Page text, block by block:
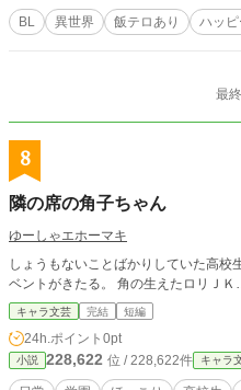
BL 異世界 飯テロあり ハッ
最
8
隣の席の角子ちゃん
ゆーしゃエホーマキ
しょうもないことばかりしていた高校
ベントがきたる。 角の生
キャラ文芸 完結 短編
24h.ポイント 0pt
小説 228,622 位 / 228,622件 キャラ